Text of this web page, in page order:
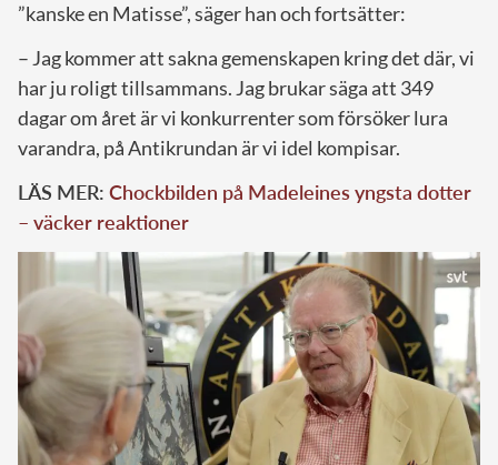
”kanske en Matisse”, säger han och fortsätter:
– Jag kommer att sakna gemenskapen kring det där, vi
har ju roligt tillsammans. Jag brukar säga att 349
dagar om året är vi konkurrenter som försöker lura
varandra, på Antikrundan är vi idel kompisar.
LÄS MER: Chockbilden på Madeleines yngsta dotter
– väcker reaktioner